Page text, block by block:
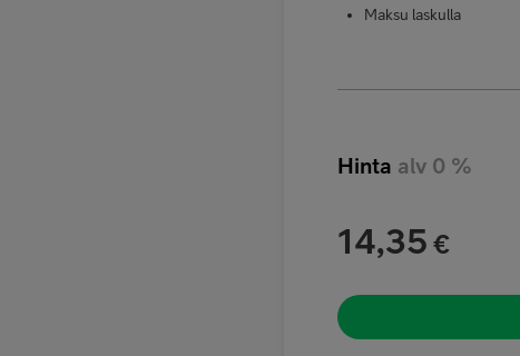
Maksu laskulla
Hinta alv 0 %
14,35 €